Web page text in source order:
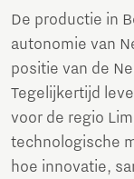
De productie in
autonomie van
positie van de
Tegelijkertijd
voor de regio
technologische
hoe innovatie,